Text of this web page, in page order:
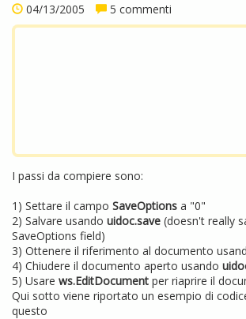
04/13/2005 5 commenti
I passi da compiere sono:
1) Settare il campo SaveOptions a "0"
2) Salvare usando uidoc.save (doesn't really
SaveOptions field)
3) Ottenere il riferimento al documento
4) Chiudere il documento aperto usando
5) Usare ws.EditDocument per riaprire il
Qui sotto viene riportato un esempio di
questo